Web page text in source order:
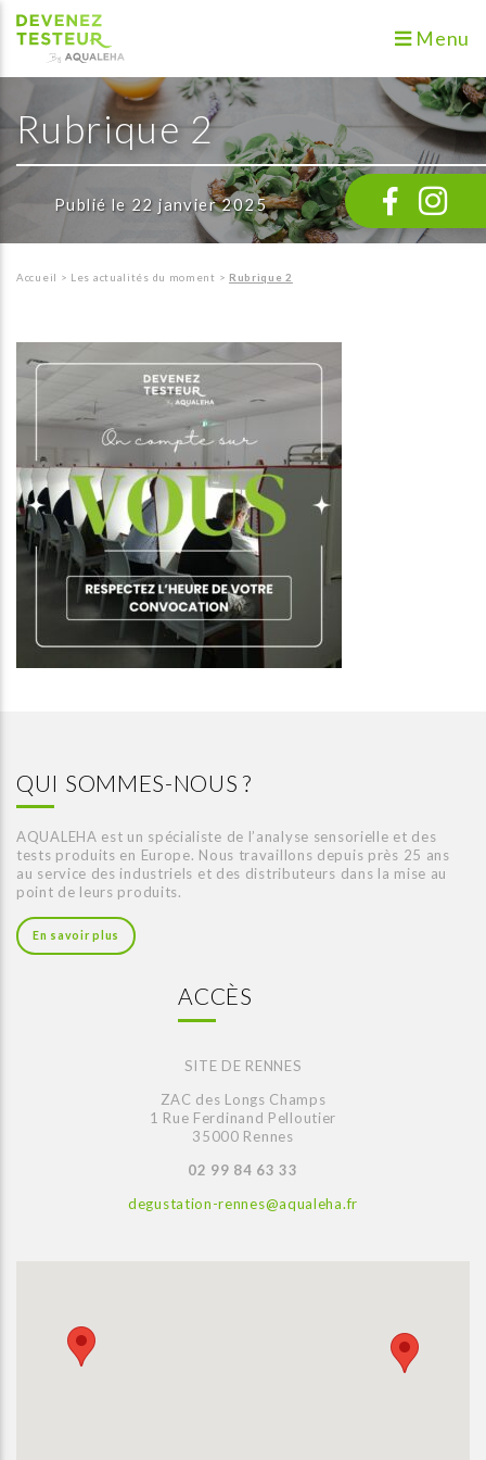
Menu
Rubrique 2
Publié le 22 janvier 2025
Accueil > Les actualités du moment > Rubrique 2
QUI SOMMES-NOUS ?
AQUALEHA est un spécialiste de l’analyse sensorielle et des
tests produits en Europe. Nous travaillons depuis près 25 ans
au service des industriels et des distributeurs dans la mise au
point de leurs produits.
En savoir plus
ACCÈS
SITE DE RENNES
ZAC des Longs Champs
1 Rue Ferdinand Pelloutier
35000 Rennes
02 99 84 63 33
degustation-rennes@aqualeha.fr